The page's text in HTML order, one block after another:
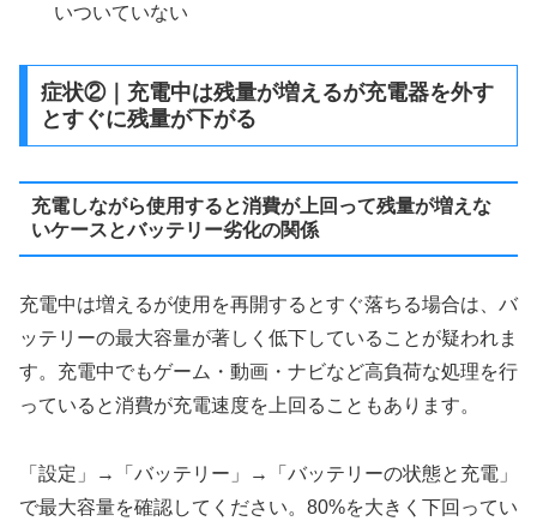
いついていない
症状②｜充電中は残量が増えるが充電器を外す
とすぐに残量が下がる
充電しながら使用すると消費が上回って残量が増えな
いケースとバッテリー劣化の関係
充電中は増えるが使用を再開するとすぐ落ちる場合は、バ
ッテリーの最大容量が著しく低下していることが疑われま
す。充電中でもゲーム・動画・ナビなど高負荷な処理を行
っていると消費が充電速度を上回ることもあります。
「設定」→「バッテリー」→「バッテリーの状態と充電」
で最大容量を確認してください。80%を大きく下回ってい